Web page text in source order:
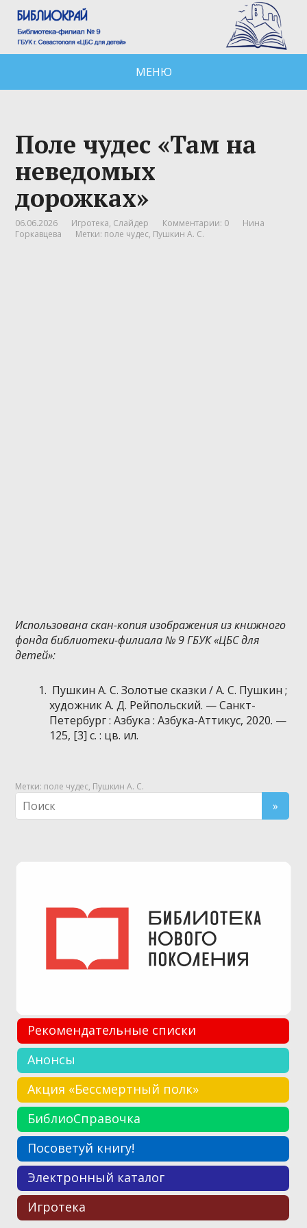
МЕНЮ
Поле чудес «Там на
неведомых
дорожках»
06.06.2026 Игротека, Слайдер Комментарии: 0
Нина
Горкавцева
Метки: поле чудес, Пушкин А. С.
Использована скан-копия изображения из книжного
фонда библиотеки-филиала № 9 ГБУК «ЦБС для
детей»:
Пушкин А. С. Золотые сказки / А. С. Пушкин ;
художник А. Д. Рейпольский. — Санкт-
Петербург : Азбука : Азбука-Аттикус, 2020. —
125, [3] с. : цв. ил.
Метки: поле чудес, Пушкин А. С.
Рекомендательные списки
Анонсы
Акция «Бессмертный полк»
БиблиоСправочка
Посоветуй книгу!
Электронный каталог
Игротека